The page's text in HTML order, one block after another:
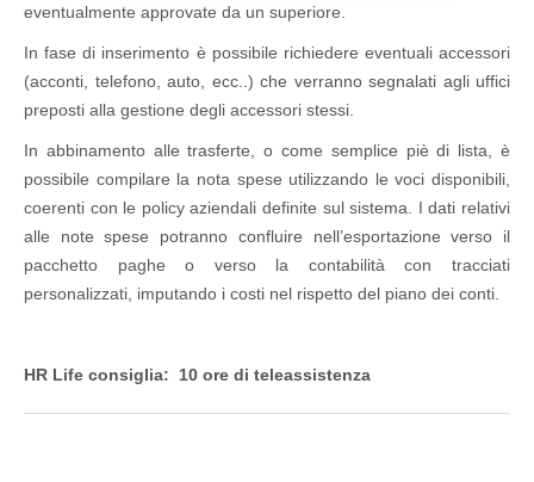
eventualmente approvate da un superiore.
In fase di inserimento è possibile richiedere eventuali accessori
(acconti, telefono, auto, ecc..) che verranno segnalati agli uffici
preposti alla gestione degli accessori stessi.
In abbinamento alle trasferte, o come semplice piè di lista, è
possibile compilare la nota spese utilizzando le voci disponibili,
coerenti con le policy aziendali definite sul sistema. I dati relativi
alle note spese potranno confluire nell’esportazione verso il
pacchetto paghe o verso la contabilità con tracciati
personalizzati, imputando i costi nel rispetto del piano dei conti.
HR Life consiglia: 10 ore di teleassistenza